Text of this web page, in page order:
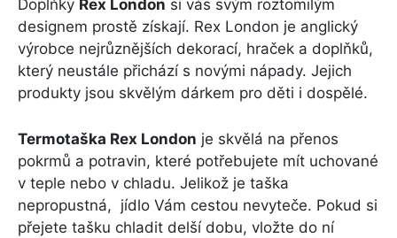
Doplňky Rex London si vás svým roztomilým
designem prostě získají. Rex London je anglický
výrobce nejrůznějších dekorací, hraček a doplňků,
který neustále přichází s novými nápady. Jejich
produkty jsou skvělým dárkem pro děti i dospělé.
Termotaška Rex London je skvělá na přenos
pokrmů a potravin, které potřebujete mít uchované
v teple nebo v chladu. Jelikož je taška
nepropustná, jídlo Vám cestou nevyteče. Pokud si
přejete tašku chladit delší dobu, vložte do ní